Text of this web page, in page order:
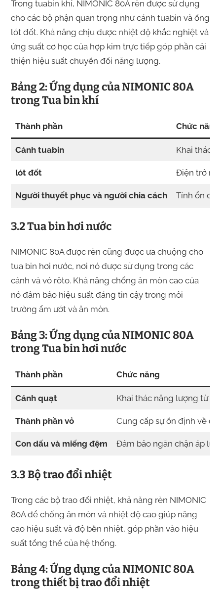
Trong tuabin khí, NIMONIC 80A rèn được sử dụng
cho các bộ phận quan trọng như cánh tuabin và ống
lót đốt. Khả năng chịu được nhiệt độ khắc nghiệt và
ứng suất cơ học của hợp kim trực tiếp góp phần cải
thiện hiệu suất chuyển đổi năng lượng.
Bảng 2: Ứng dụng của NIMONIC 80A
trong Tua bin khí
Thành phần Chức năng
Cánh tuabin Khai thác
lót đốt Điện trở
Người thuyết phục và người chia cách Tính ổn
3.2 Tua bin hơi nước
NIMONIC 80A được rèn cũng được ưa chuộng cho
tua bin hơi nước, nơi nó được sử dụng trong các
cánh và vỏ rôto. Khả năng chống ăn mòn cao của
nó đảm bảo hiệu suất đáng tin cậy trong môi
trường ẩm ướt và ăn mòn.
Bảng 3: Ứng dụng của NIMONIC 80A
trong Tua bin hơi nước
Thành phần Chức năng
Cánh quạt Khai thác năng lượng từ
Thành phần vỏ Cung cấp sự ổn định về
Con dấu và miếng đệm Đảm bảo ngăn chặn áp lực
3.3 Bộ trao đổi nhiệt
Trong các bộ trao đổi nhiệt, khả năng rèn NIMONIC
80A để chống ăn mòn và nhiệt độ cao giúp nâng
cao hiệu suất và độ bền nhiệt, góp phần vào hiệu
suất tổng thể của hệ thống.
Bảng 4: Ứng dụng của NIMONIC 80A
trong thiết bị trao đổi nhiệt